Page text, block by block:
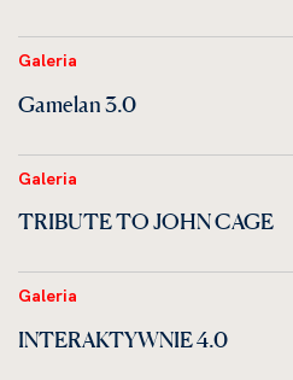
Galeria
Gamelan 3.0
Galeria
TRIBUTE TO JOHN CAGE
Galeria
INTERAKTYWNIE 4.0